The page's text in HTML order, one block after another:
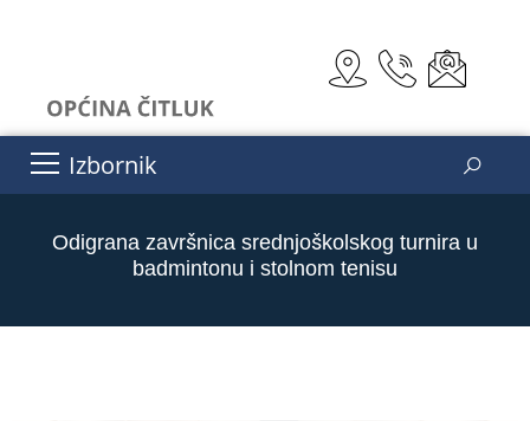
Izbornik
Odigrana završnica srednjoškolskog turnira u
badmintonu i stolnom tenisu